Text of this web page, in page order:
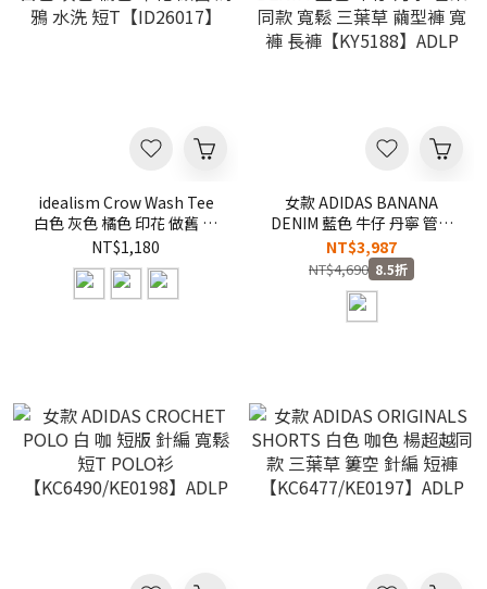
idealism Crow Wash Tee
白色 灰色 橘色 印花 做舊 烏
鴉 水洗 短T【ID26017】
NT$1,180
女款 ADIDAS BANANA
DENIM 藍色 牛仔 丹寧 管樂
同款 寬鬆 三葉草 繭型褲 寬
褲 長褲【KY5188】ADLP
NT$3,987
NT$4,690 8.5折